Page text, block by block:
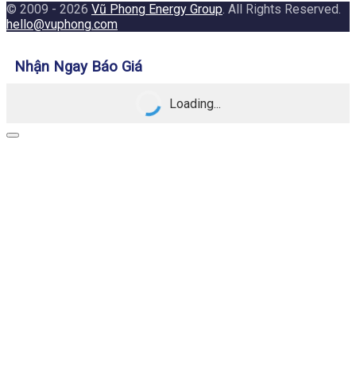
© 2009 - 2026 Vũ Phong Energy Group . All Rights Reserved.
hello@vuphong.com
Nhận Ngay Báo Giá
Loading...